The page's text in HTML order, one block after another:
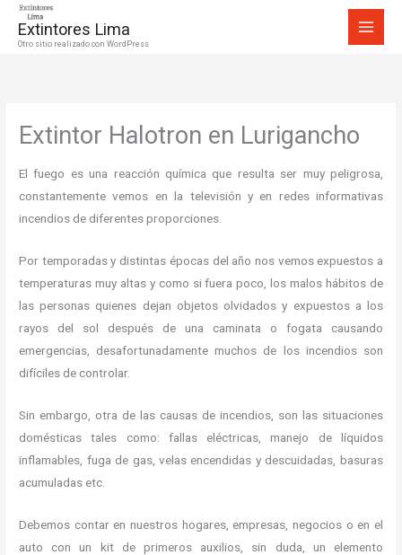
Extintores Lima
Otro sitio realizado con WordPress
Extintor Halotron en Lurigancho
El fuego es una reacción química que resulta ser muy peligrosa,
constantemente vemos en la televisión y en redes informativas
incendios de diferentes proporciones.
Por temporadas y distintas épocas del año nos vemos expuestos a
temperaturas muy altas y como si fuera poco, los malos hábitos de
las personas quienes dejan objetos olvidados y expuestos a los
rayos del sol después de una caminata o fogata causando
emergencias, desafortunadamente muchos de los incendios son
difíciles de controlar.
Sin embargo, otra de las causas de incendios, son las situaciones
domésticas tales como: fallas eléctricas, manejo de líquidos
inflamables, fuga de gas, velas encendidas y descuidadas, basuras
acumuladas etc.
Debemos contar en nuestros hogares, empresas, negocios o en el
auto con un kit de primeros auxilios, sin duda, un elemento